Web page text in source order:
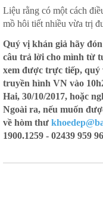
Liệu rằng có một cách
mồ hôi tiết nhiều vừa trị
Quý vị khán giả hãy
câu trả lời cho mình từ
xem được trực tiếp,
truyền hình VN vào
Hai, 30/10/2017, hoặc
Ngoài ra, nếu muốn
về hòm thư
1900.1259 - 02439 959